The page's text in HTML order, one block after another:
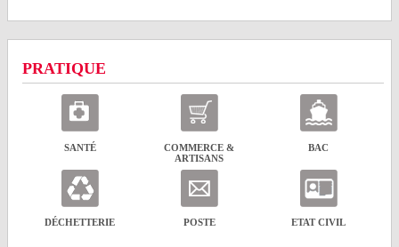
PRATIQUE
SANTÉ
COMMERCE &
ARTISANS
BAC
DÉCHETTERIE POSTE ETAT CIVIL